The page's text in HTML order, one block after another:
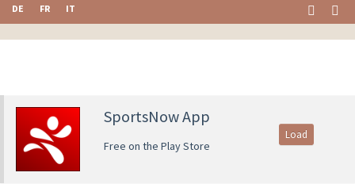
DE FR IT
SportsNow App
Free on the Play Store
Load